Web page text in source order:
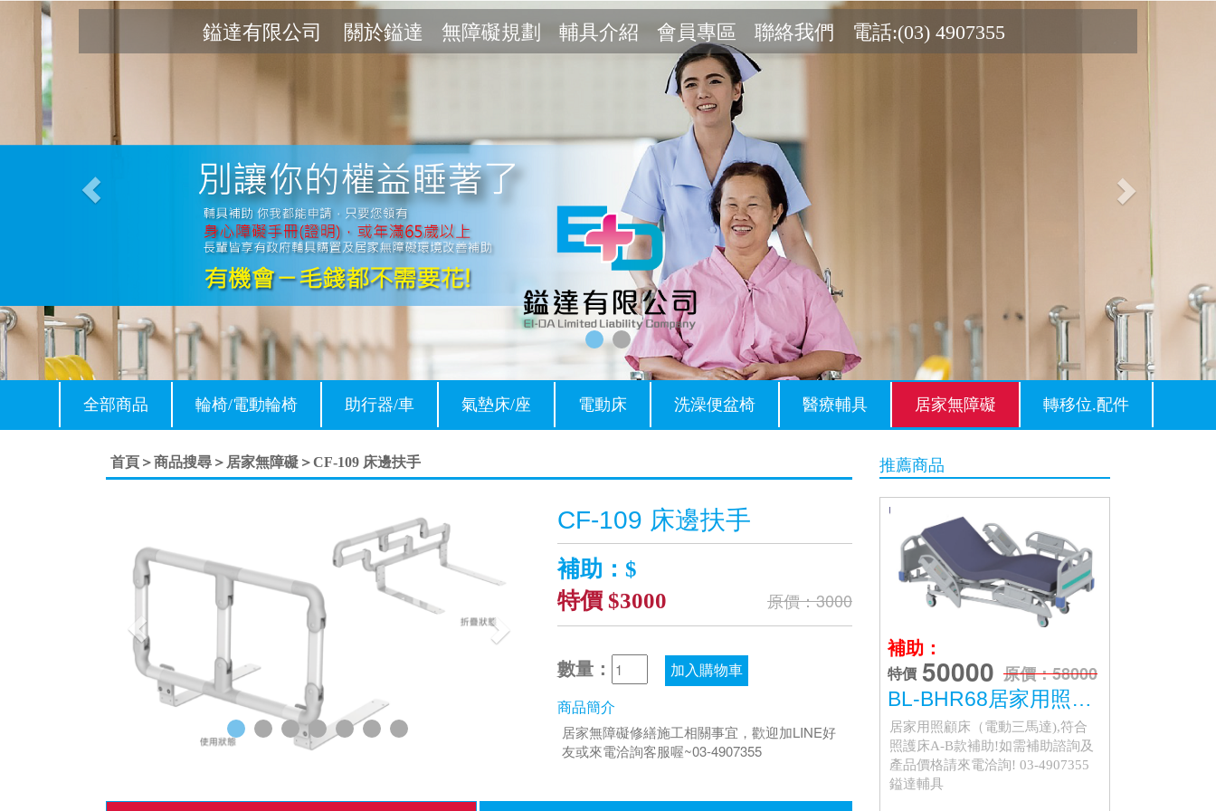
鎰達有限公司 關於鎰達 無障礙規劃 輔具介紹 會員專區 聯絡我們 電話:(03) 4907355
Previous Next
全部商品 輪椅/電動輪椅 助行器/車 氣墊床/座 電動床 洗澡便盆椅 醫療輔具 居家無障礙 轉移位.配件
首頁＞商品搜尋＞ 居家無障礙＞CF-109 床邊扶手
CF-109 床邊扶手
補助：$
特價 $3000
原價：3000
數量： 加入購物車
商品簡介
居家無障礙修繕施工相關事宜，歡迎加LINE好
友或來電洽詢客服喔~03-4907355
推薦商品
補助：
特價 50000 原價：58000
BL-BHR68居家用照護床(三馬達)
居家用照顧床（電動三馬達),符合
照護床A-B款補助!如需補助諮詢及
產品價格請來電洽詢! 03-4907355
鎰達輔具